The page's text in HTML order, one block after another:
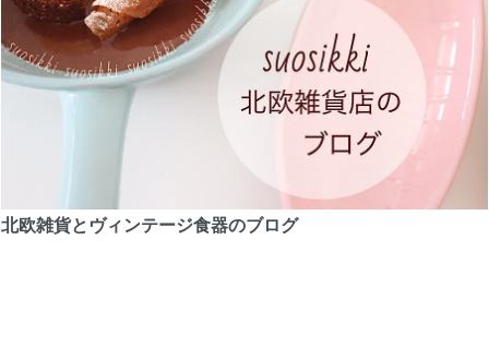
北欧雑貨とヴィンテージ食器のブログ